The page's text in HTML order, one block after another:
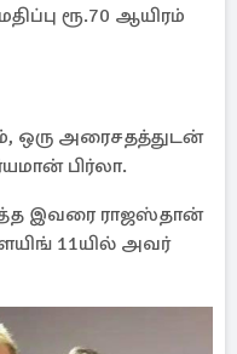
ரூ.70 ஆயிரம்
ஒரு அரைசதத்துடன்
பிர்லா.
இவரை ராஜஸ்தான்
11யில் அவர்